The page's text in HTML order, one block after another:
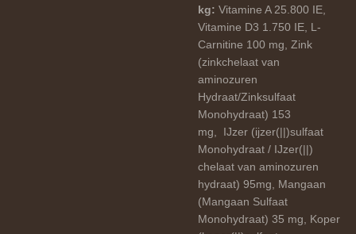
kg: Vitamine A 25.800 IE,
Vitamine D3 1.750 IE, L-
Carnitine 100 mg, Zink
(zinkchelaat van
aminozuren
Hydraat/Zinksulfaat
Monohydraat) 153
mg, IJzer (ijzer(||)sulfaat
Monohydraat / IJzer(||)
chelaat van aminozuren
hydraat) 95mg, Mangaan
(Mangaan Sulfaat
Monohydraat) 35 mg, Koper